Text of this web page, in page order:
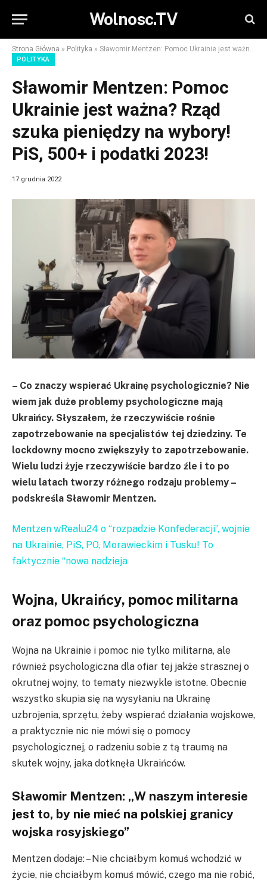
Wolnosc.TV
Strona Główna » Polityka » Sławomir Mentzen: Pomoc Ukrainie jest ważna? Rząd szuka pieniędzy na wybory! PiS, 500+ i podatki 2023!
POLITYKA
Sławomir Mentzen: Pomoc
Ukrainie jest ważna? Rząd
szuka pieniędzy na wybory!
PiS, 500+ i podatki 2023!
17 grudnia 2022
– Co znaczy wspierać Ukrainę psychologicznie? Nie
wiem jak duże problemy psychologiczne mają
Ukraińcy. Słyszałem, że rzeczywiście rośnie
zapotrzebowanie na specjalistów tej dziedziny. Te
lockdowny mocno zwiększyły to zapotrzebowanie.
Wielu ludzi żyje rzeczywiście bardzo źle i to po
wielu latach tworzy różnego rodzaju problemy –
podskreśla Sławomir Mentzen.
Mentzen wRealu24 o “rozpadzie Konfederacji”, wojnie
na Ukrainie, PiS, PO, Morawieckim i Tusku! To
faktycznie “nowa nadzieja
Wojna, Ukraińcy, pomoc militarna
oraz pomoc psychologiczna
Wojna na Ukrainie i pomoc nie tylko militarna, ale
również psychologiczna dla ofiar tej jakże strasznej o
okrutnej wojny, to tematy niezwykle istotne. Obecnie
wszystko skupia się na wysyłaniu na Ukrainę
uzbrojenia, sprzętu, żeby wspierać działania wojskowe,
a praktycznie nic nie mówi się o pomocy
psychologicznej, o radzeniu sobie z tą traumą na
skutek wojny, jaka dotknęła Ukraińców.
Sławomir Mentzen: „W naszym interesie
jest to, by nie mieć na polskiej granicy
wojska rosyjskiego”
Mentzen dodaje: – Nie chciałbym komuś wchodzić w
życie, nie chciałbym komuś mówić, czego ma nie robić,